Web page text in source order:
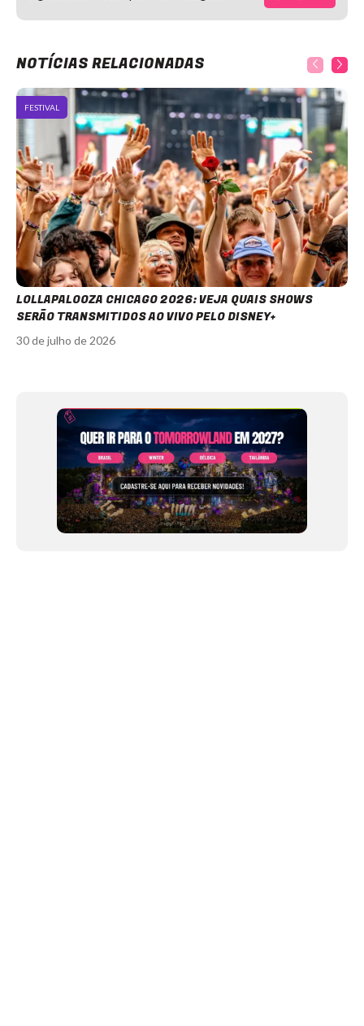
NOTÍCIAS RELACIONADAS
FESTIVAL
LOLLAPALOOZA CHICAGO 2026: VEJA QUAIS SHOWS
SERÃO TRANSMITIDOS AO VIVO PELO DISNEY+
30 de julho de 2026